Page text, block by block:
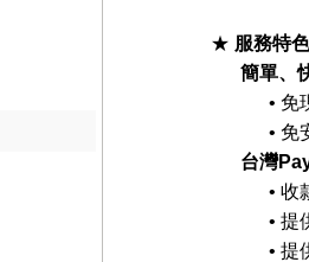
★ 服務特
簡單、
• 免
• 免
台灣
• 收
• 提
• 提